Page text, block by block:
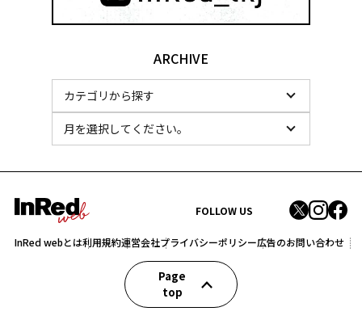
ARCHIVE
FOLLOW US
InRed webとは利用規約運営会社プライバシーポリシー広告のお問い合わせ
Page
top